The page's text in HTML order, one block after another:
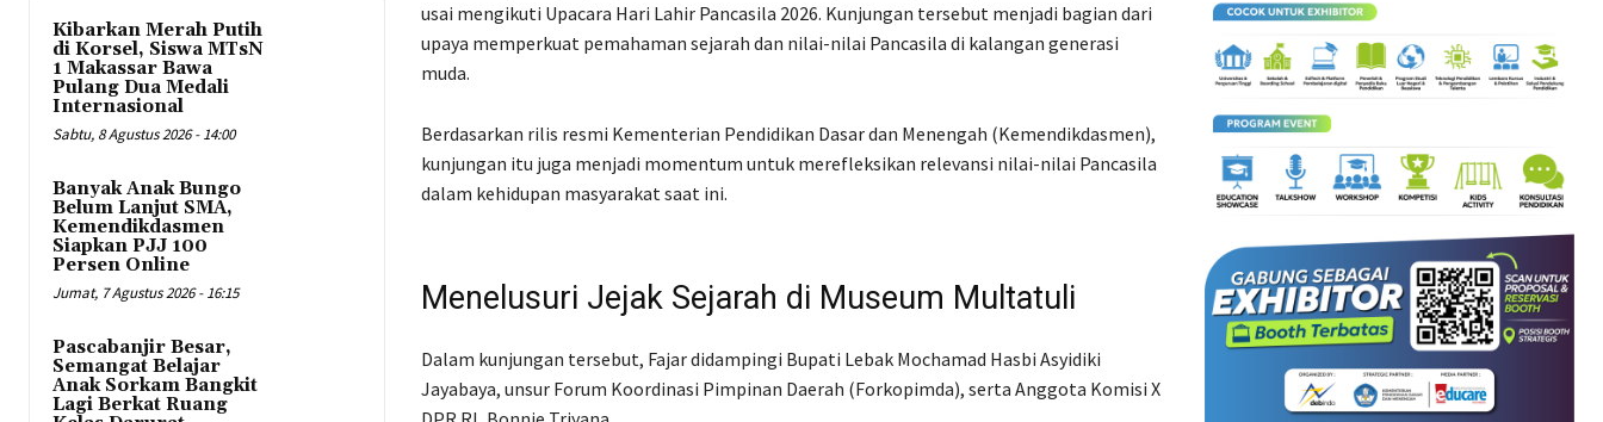
Kibarkan Merah Putih
di Korsel, Siswa MTsN
1 Makassar Bawa
Pulang Dua Medali
Internasional
Sabtu, 8 Agustus 2026 - 14:00
Banyak Anak Bungo
Belum Lanjut SMA,
Kemendikdasmen
Siapkan PJJ 100
Persen Online
Jumat, 7 Agustus 2026 - 16:15
Pascabanjir Besar,
Semangat Belajar
Anak Sorkam Bangkit
Lagi Berkat Ruang
usai mengikuti Upacara Hari Lahir Pancasila 2026. Kunjungan tersebut menjadi bagian dari
upaya memperkuat pemahaman sejarah dan nilai-nilai Pancasila di kalangan generasi
muda.
Berdasarkan rilis resmi Kementerian Pendidikan Dasar dan Menengah (Kemendikdasmen),
kunjungan itu juga menjadi momentum untuk merefleksikan relevansi nilai-nilai Pancasila
dalam kehidupan masyarakat saat ini.
Menelusuri Jejak Sejarah di Museum Multatuli
Dalam kunjungan tersebut, Fajar didampingi Bupati Lebak Mochamad Hasbi Asyidiki
Jayabaya, unsur Forum Koordinasi Pimpinan Daerah (Forkopimda), serta Anggota Komisi X